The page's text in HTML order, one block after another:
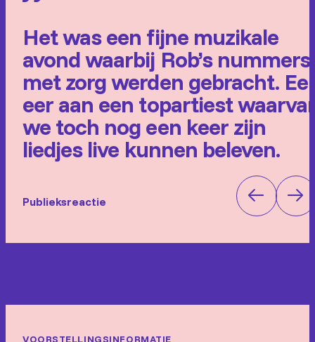
Het was een fijne muzikale
avond waarbij Rob’s nummers
met zorg werden gebracht.
eer aan een topartiest
we toch nog een keer zijn
liedjes live kunnen beleven.
Publieksreactie
VOORSTELLINGSINFORMATIE